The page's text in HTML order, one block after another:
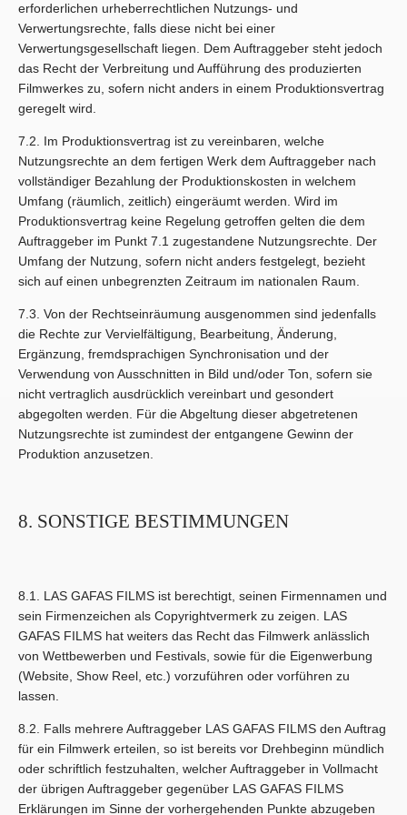
erforderlichen urheberrechtlichen Nutzungs- und
Verwertungsrechte, falls diese nicht bei einer
Verwertungsgesellschaft liegen. Dem Auftraggeber steht jedoch
das Recht der Verbreitung und Aufführung des produzierten
Filmwerkes zu, sofern nicht anders in einem Produktionsvertrag
geregelt wird.
7.2. Im Produktionsvertrag ist zu vereinbaren, welche
Nutzungsrechte an dem fertigen Werk dem Auftraggeber nach
vollständiger Bezahlung der Produktionskosten in welchem
Umfang (räumlich, zeitlich) eingeräumt werden. Wird im
Produktionsvertrag keine Regelung getroffen gelten die dem
Auftraggeber im Punkt 7.1 zugestandene Nutzungsrechte. Der
Umfang der Nutzung, sofern nicht anders festgelegt, bezieht
sich auf einen unbegrenzten Zeitraum im nationalen Raum.
7.3. Von der Rechtseinräumung ausgenommen sind jedenfalls
die Rechte zur Vervielfältigung, Bearbeitung, Änderung,
Ergänzung, fremdsprachigen Synchronisation und der
Verwendung von Ausschnitten in Bild und/oder Ton, sofern sie
nicht vertraglich ausdrücklich vereinbart und gesondert
abgegolten werden. Für die Abgeltung dieser abgetretenen
Nutzungsrechte ist zumindest der entgangene Gewinn der
Produktion anzusetzen.
8. SONSTIGE BESTIMMUNGEN
8.1. LAS GAFAS FILMS ist berechtigt, seinen Firmennamen und
sein Firmenzeichen als Copyrightvermerk zu zeigen. LAS
GAFAS FILMS hat weiters das Recht das Filmwerk anlässlich
von Wettbewerben und Festivals, sowie für die Eigenwerbung
(Website, Show Reel, etc.) vorzuführen oder vorführen zu
lassen.
8.2. Falls mehrere Auftraggeber LAS GAFAS FILMS den Auftrag
für ein Filmwerk erteilen, so ist bereits vor Drehbeginn mündlich
oder schriftlich festzuhalten, welcher Auftraggeber in Vollmacht
der übrigen Auftraggeber gegenüber LAS GAFAS FILMS
Erklärungen im Sinne der vorhergehenden Punkte abzugeben